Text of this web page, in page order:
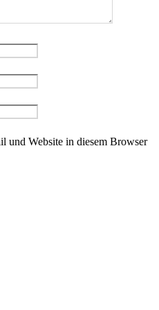
und Website in diesem Browser